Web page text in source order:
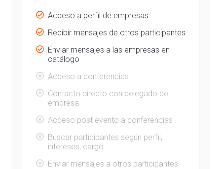
Acceso a perfil de empresas
Recibir mensajes de otros participantes
Enviar mensajes a las empresas en
catálogo
Acceso a conferencias
Contacto directo con delegado de
empresa
Acceso post evento a conferencias
Buscar participantes según perfil,
intereses, cargo
Enviar mensajes a otros participantes